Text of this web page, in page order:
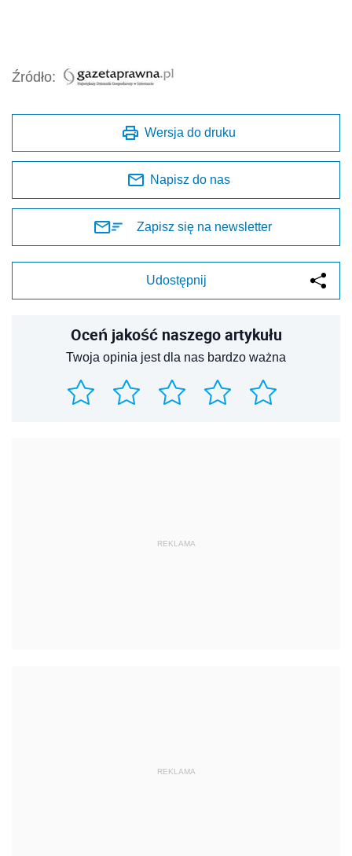
Źródło:
Wersja do druku
Napisz do nas
Zapisz się na newsletter
Udostępnij
Oceń jakość naszego artykułu
Twoja opinia jest dla nas bardzo ważna
REKLAMA
REKLAMA